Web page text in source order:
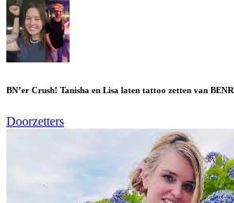
BN’er Crush! Tanisha en Lisa laten tattoo zetten van BENR
Doorzetters